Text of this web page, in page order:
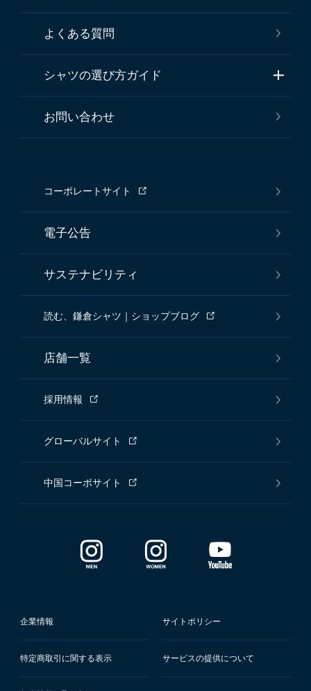
よくある質問
シャツの選び方ガイド
お問い合わせ
コーポレートサイト
電子公告
サステナビリティ
読む、鎌倉シャツ｜ショップブログ
店舗一覧
採用情報
グローバルサイト
中国コーポサイト
企業情報 サイトポリシー
特定商取引に関する表示 サービスの提供について